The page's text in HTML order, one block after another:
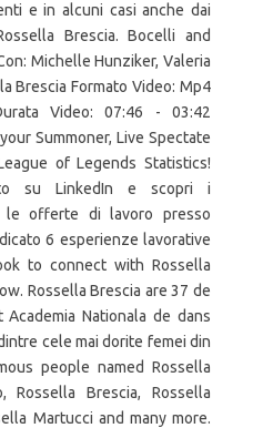
e in alcuni casi anche dai
Brescia. Bocelli and
Michelle Hunziker, Valeria
Brescia Formato Video: Mp4
Video: 07:46 - 03:42
Summoner, Live Spectate
of Legends Statistics!
su LinkedIn e scopri i
le offerte di lavoro presso
6 esperienze lavorative
to connect with Rossella
Rossella Brescia are 37 de
Nationala de dans
cele mai dorite femei din
people named Rossella
Rossella Brescia, Rossella
Martucci and many more.